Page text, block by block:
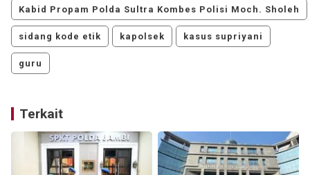
Kabid Propam Polda Sultra Kombes Polisi Moch. Sholeh
sidang kode etik kapolsek kasus supriyani
guru
Terkait